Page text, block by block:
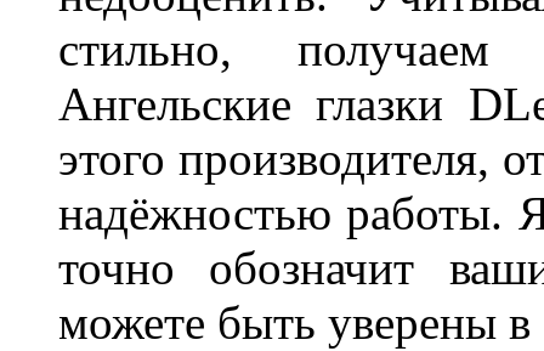
стильно,
Ангельские глазки
этого производителя,
надёжностью работы.
точно обозначит
можете быть уверены